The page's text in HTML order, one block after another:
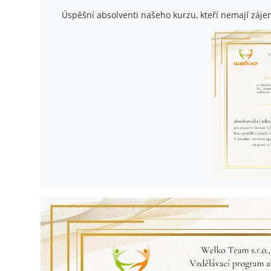
Úspěšní absolventi našeho kurzu, kteří nemají